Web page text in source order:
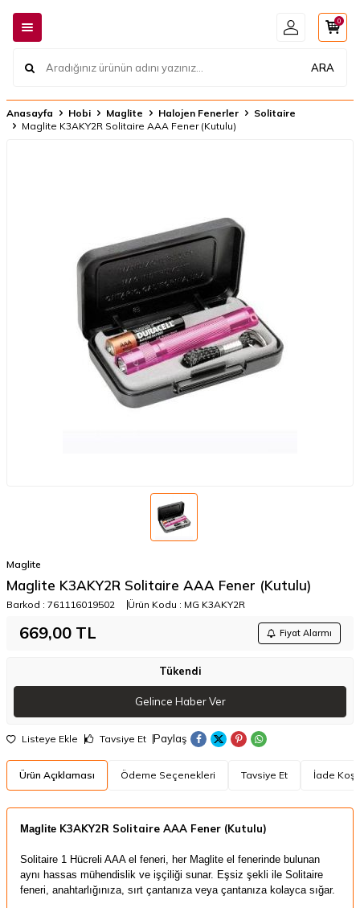
ARA
0
Anasayfa Hobi Maglite Halojen Fenerler
Solitaire
Maglite K3AKY2R Solitaire AAA Fener (Kutulu)
Maglite
Maglite K3AKY2R Solitaire AAA Fener (Kutulu)
Barkod : 761116019502 Ürün Kodu : MG K3AKY2R
669,00 TL Fiyat Alarmı
Tükendi
Gelince Haber Ver
Listeye Ekle Tavsiye Et Paylaş
Ürün Açıklaması Ödeme Seçenekleri Tavsiye Et İade
Maglite K3AKY2R Solitaire AAA Fener (Kutulu)
Solitaire 1 Hücreli AAA el feneri, her Maglite el fenerinde bulunan
aynı hassas mühendislik ve işçiliği sunar. Eşsiz şekli ile Solitaire
feneri, anahtarlığınıza, sırt çantanıza veya çantanıza kolayca sığar.